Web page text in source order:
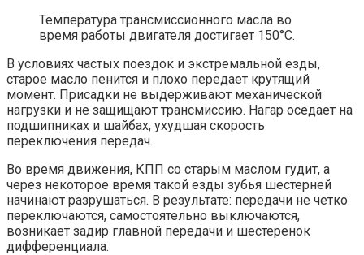
Температура трансмиссионного масла во
время работы двигателя достигает 150°С.
В условиях частых поездок и экстремальной езды,
старое масло пенится и плохо передает крутящий
момент. Присадки не выдерживают механической
нагрузки и не защищают трансмиссию. Нагар оседает на
подшипниках и шайбах, ухудшая скорость
переключения передач.
Во время движения, КПП со старым маслом гудит, а
через некоторое время такой езды зубья шестерней
начинают разрушаться. В результате: передачи не четко
переключаются, самостоятельно выключаются,
возникает задир главной передачи и шестеренок
дифференциала.